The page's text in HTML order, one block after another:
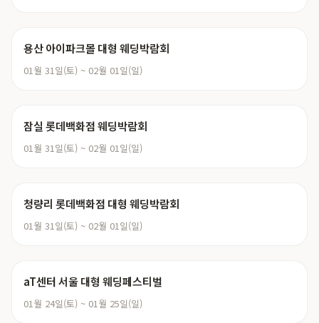
용산 아이파크몰 대형 웨딩박람회
01월 31일(토) ~ 02월 01일(일)
잠실 롯데백화점 웨딩박람회
01월 31일(토) ~ 02월 01일(일)
청량리 롯데백화점 대형 웨딩박람회
01월 31일(토) ~ 02월 01일(일)
aT센터 서울 대형 웨딩페스티벌
01월 24일(토) ~ 01월 25일(일)